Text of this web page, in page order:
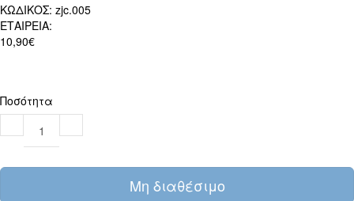
ΚΩΔΙΚΟΣ: zjc.005
ΕΤΑΙΡΕΙΑ:
10,90€
Ποσότητα
Μη διαθέσιμο